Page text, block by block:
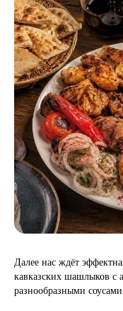
Далее нас ждёт
кавказских шашлыков
разнообразными